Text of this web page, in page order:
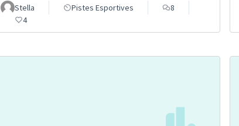
Stella Pistes Esportives
8
4